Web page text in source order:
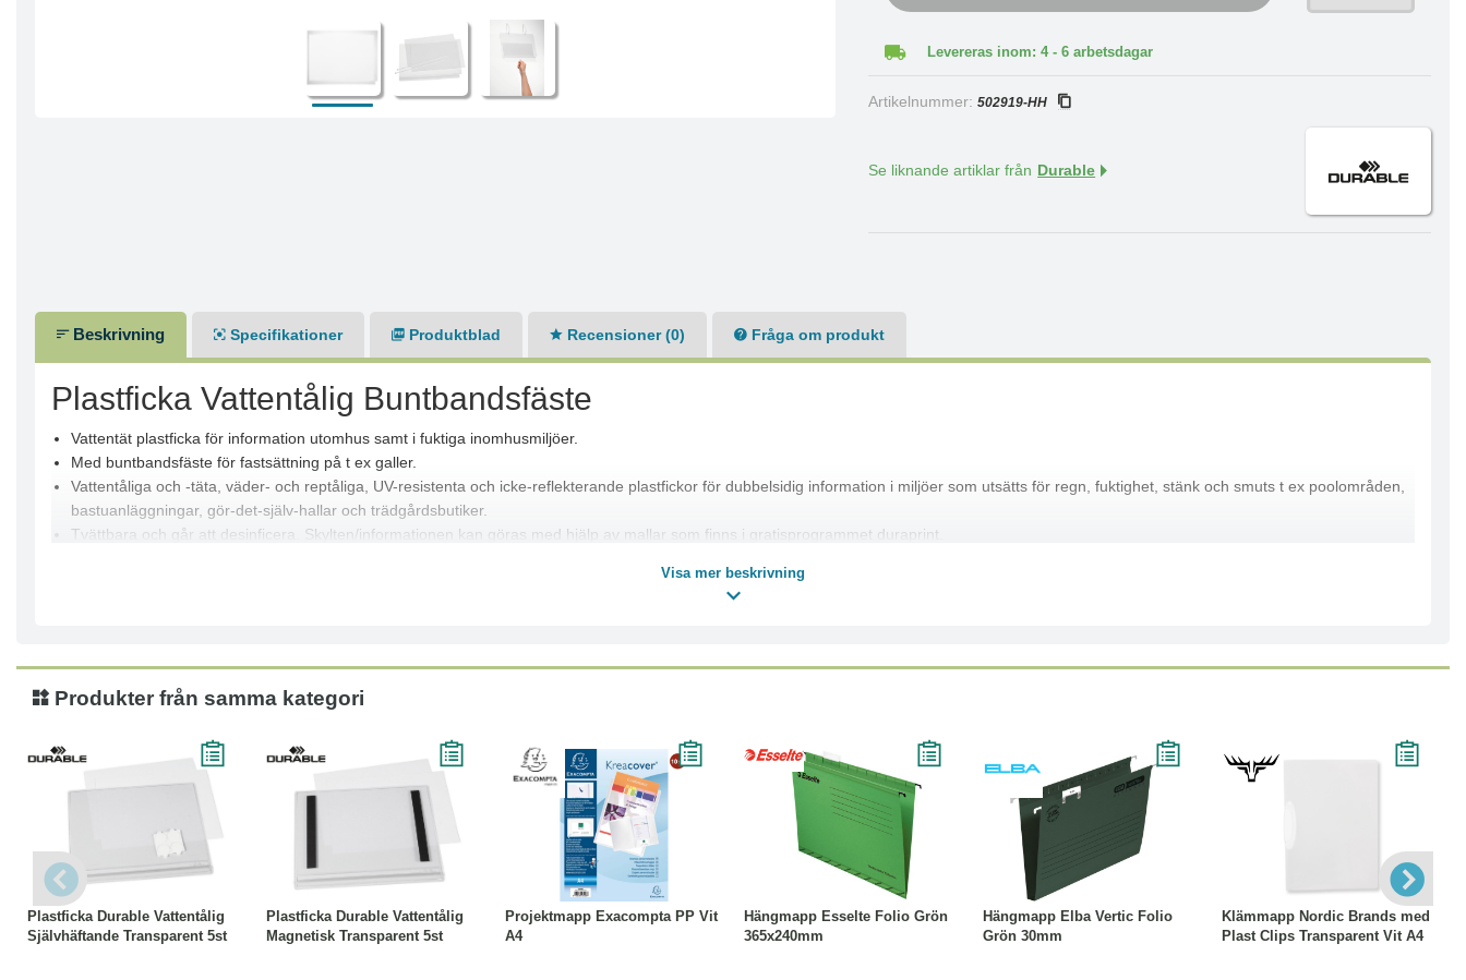
Levereras inom: 4 - 6 arbetsdagar
Artikelnummer:502919-HH
Se liknande artiklar från Durable
Beskrivning Specifikationer Produktblad Recensioner (0) Fråga om produkt
Plastficka Vattentålig Buntbandsfäste
Vattentät plastficka för information utomhus samt i fuktiga inomhusmiljöer.
Med buntbandsfäste för fastsättning på t ex galler.
Vattentåliga och -täta, väder- och reptåliga, UV-resistenta och icke-reflekterande plastfickor för dubbelsidig information i miljöer som utsätts för regn, fuktighet, stänk och smuts t ex poolområden,
bastuanläggningar, gör-det-själv-hallar och trädgårdsbutiker.
Tvättbara och går att desinficera. Skylten/informationen kan göras med hjälp av mallar som finns i gratisprogrammet duraprint.
Visa mer beskrivning
Produkter från samma kategori
Plastficka Durable Vattentålig
Självhäftande Transparent 5st
Läs mer
Plastficka Durable Vattentålig
Magnetisk Transparent 5st
Projektmapp Exacompta PP Vit
A4
Läs mer
Hängmapp Esselte Folio Grön
365x240mm
Läs mer
Hängmapp Elba Vertic Folio
Grön 30mm
Läs mer
Klämmapp Nordic Brands med
Plast Clips Transparent Vit A4
Läs mer